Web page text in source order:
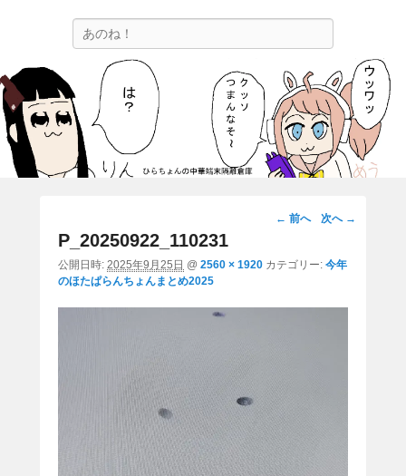
ひらちょんの中華端末隔離倉庫
ほたがページ上部にある検索バーを消してくれたサイトです。
画
← 前へ 次へ →
P_20250922_110231
公開日時: 2025年9月25日 @ 2560 × 1920 カテゴリー: 今年
のほたぱらんちょんまとめ2025